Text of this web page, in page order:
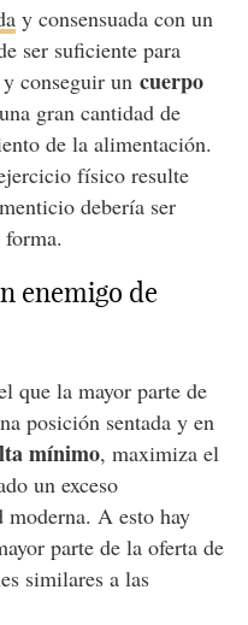
y consensuada con un
ser suficiente para
conseguir un cuerpo
gran cantidad de
de la alimentación.
físico resulte
debería ser
enemigo de
que la mayor parte de
posición sentada y en
mínimo, maximiza el
un exceso
A esto hay
parte de la oferta de
similares a las